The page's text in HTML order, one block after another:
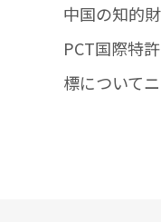
中国の知的
PCT国際特
標について